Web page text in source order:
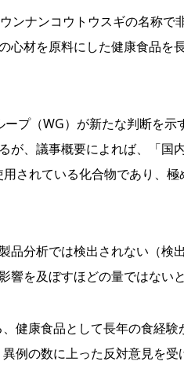
ンナンコウトウスギの名称で
心材を原料にした健康食品を
プ（WG）が新たな判断を示
が、議事概要によれば、「国
されている化合物であり、
分析では検出されない（検
を及ぼすほどの量ではないと
健康食品として長年の食経験
例の数に上った反対意見を受